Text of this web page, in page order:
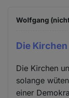
Wolfgang
Die
Die Kirchen
solange
einer